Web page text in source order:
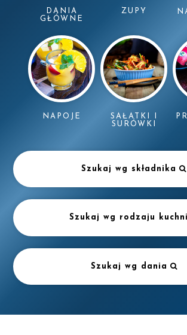
DANIA
GŁÓWNE
ZUPY
NAPOJE
SAŁATKI I
SURÓWKI
Szukaj wg składnika
Szukaj wg rodzaju kuchni
Szukaj wg dania